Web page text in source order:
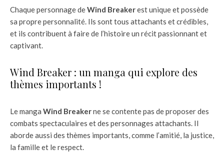
Chaque personnage deWind Breakerest unique et possède
sa propre personnalité. Ils sont tous attachants et crédibles,
et ils contribuent à faire de l’histoire un récit passionnant et
captivant.
Wind Breaker : un manga qui explore des
thèmes importants !
Le manga Wind Breakerne se contente pas de proposer des
combats spectaculaires et des personnages attachants. Il
aborde aussi des thèmes importants, comme l’amitié, la justice,
la famille et le respect.